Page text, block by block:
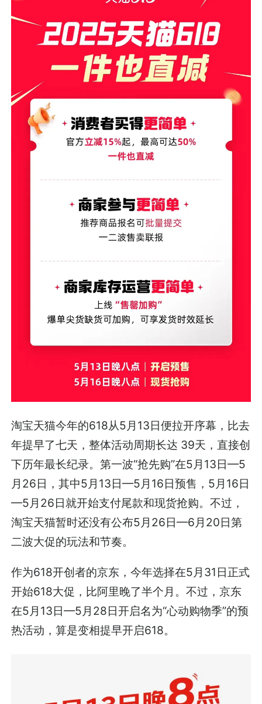
淘宝天猫今年的618从5月13日便拉开序幕，比去
年提早了七天，整体活动周期长达 39天，直接创
下历年最长纪录。第一波“抢先购”在5月13日—5
月26日，其中5月13日—5月16日预售，5月16日
—5月26日就开始支付尾款和现货抢购。不过，
淘宝天猫暂时还没有公布5月26日—6月20日第
二波大促的玩法和节奏。
作为618开创者的京东，今年选择在5月31日正式
开始618大促，比阿里晚了半个月。不过，京东
在5月13日—5月28日开启名为“心动购物季”的预
热活动，算是变相提早开启618。